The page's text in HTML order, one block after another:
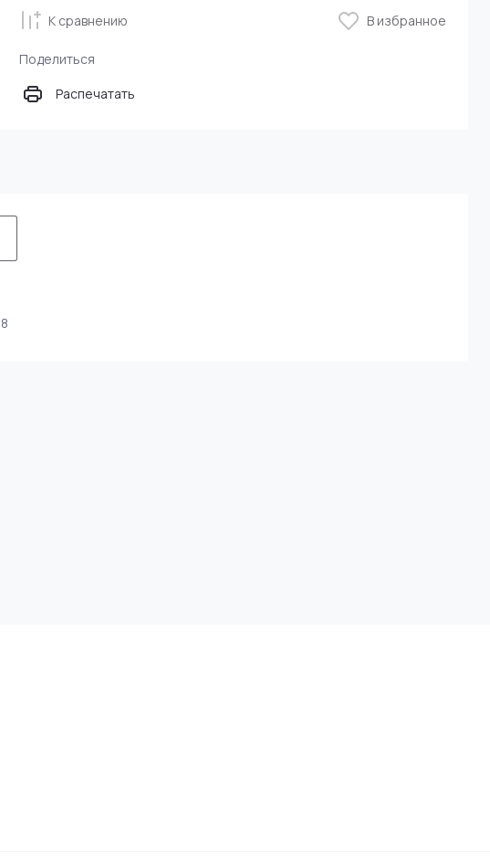
К сравнению В избранное
Поделиться
Распечатать